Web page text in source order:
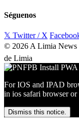
Séguenos
𝕏 Twitter / X
© 2026 A Limia News
de Limia
For IOS and IPAD
in ios safari browser
Dismiss this notice.